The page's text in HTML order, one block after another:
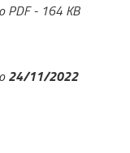
PDF- 164 KB
24/11/2022